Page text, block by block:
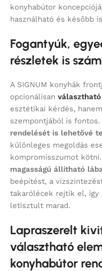
konyhabútor
használható és később
Fogantyúk,
részletek is
A SIGNUM konyhák
opcionálisan
esztétikai kérdés,
szempontjából is
rendelését is lehetővé
különleges megoldás
kompromisszumot
magasságú állítható
beépítést, a
takarólécek rejtik el, így
letisztult marad.
Lapraszerelt
választható
konyhabútor